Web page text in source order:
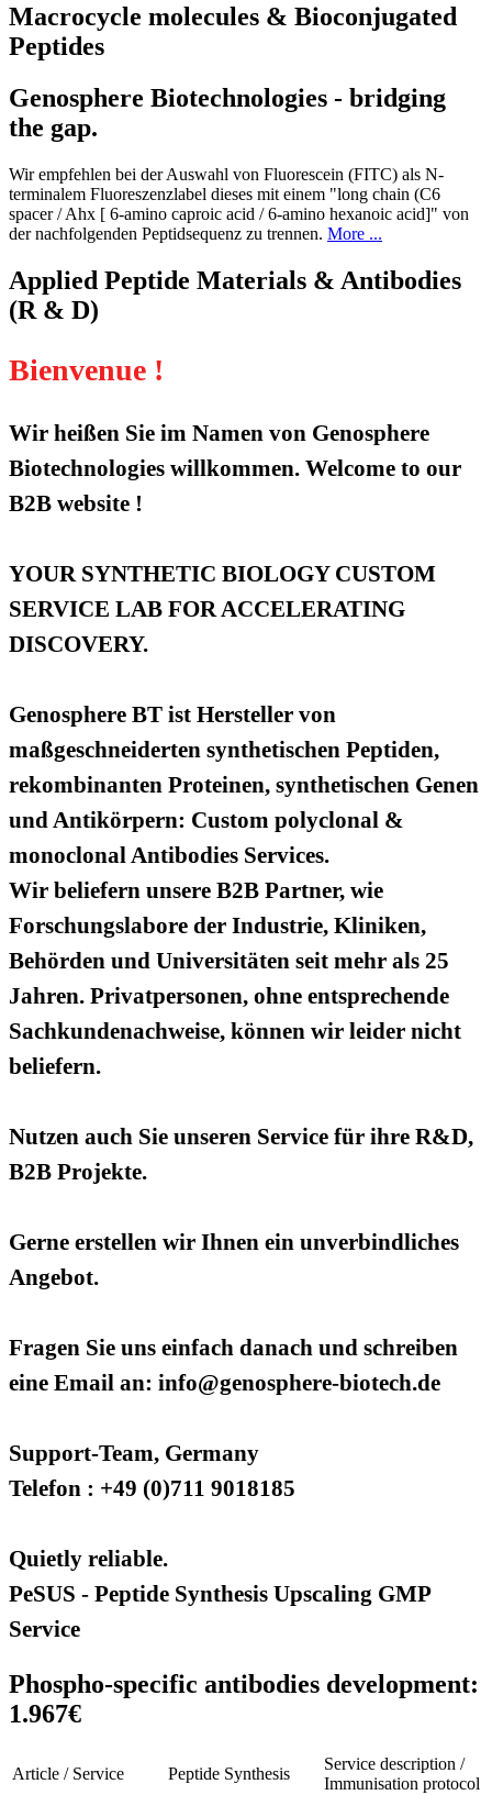
Macrocycle molecules & Bioconjugated
Peptides
Genosphere Biotechnologies - bridging
the gap.
Wir empfehlen bei der Auswahl von Fluorescein (FITC) als N-
terminalem Fluoreszenzlabel dieses mit einem "long chain (C6
spacer / Ahx [ 6-amino caproic acid / 6-amino hexanoic acid]" von
der nachfolgenden Peptidsequenz zu trennen. More ...
Applied Peptide Materials & Antibodies
(R & D)
Bienvenue !
Wir heißen Sie im Namen von Genosphere
Biotechnologies willkommen. Welcome to our
B2B website !
YOUR SYNTHETIC BIOLOGY CUSTOM
SERVICE LAB FOR ACCELERATING
DISCOVERY.
Genosphere BT ist Hersteller von
maßgeschneiderten synthetischen Peptiden,
rekombinanten Proteinen, synthetischen Genen
und Antikörpern: Custom polyclonal &
monoclonal Antibodies Services.
Wir beliefern unsere B2B Partner, wie
Forschungslabore der Industrie, Kliniken,
Behörden und Universitäten seit mehr als 25
Jahren. Privatpersonen, ohne entsprechende
Sachkundenachweise, können wir leider nicht
beliefern.
Nutzen auch Sie unseren Service für ihre R&D,
B2B Projekte.
Gerne erstellen wir Ihnen ein unverbindliches
Angebot.
Fragen Sie uns einfach danach und schreiben
eine Email an: info@genosphere-biotech.de
Support-Team, Germany
Telefon : +49 (0)711 9018185
Quietly reliable.
PeSUS - Peptide Synthesis Upscaling GMP
Service
Phospho-specific antibodies development:
1.967€
Article / Service Peptide Synthesis
Service description /
Immunisation protocol